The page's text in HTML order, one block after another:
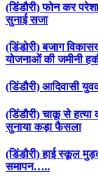
(डिंडौरी) फोन कर
सुनाई सजा
(डिंडोरी) बजाग
योजनाओं की जमीनी
(डिंडौरी) आदिवासी
(डिंडौरी) चाकू से
सुनाया कड़ा फैसला
(डिंडौरी) हाई स्कूल
समापन…..